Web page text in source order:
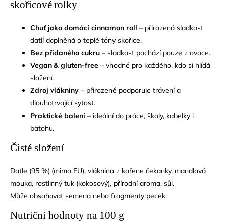
skořicové rolky
Chuť jako domácí cinnamon roll – přirozená sladkost
datlí doplněná o teplé tóny skořice.
Bez přidaného cukru – sladkost pochází pouze z ovoce.
Vegan & gluten-free – vhodné pro každého, kdo si hlídá
složení.
Zdroj vlákniny – přirozeně podporuje trávení a
dlouhotrvající sytost.
Praktické balení– ideální do práce, školy, kabelky i
batohu.
Čisté složení
Datle (95 %) (mimo EU), vláknina z kořene čekanky, mandlová
mouka, rostlinný tuk (kokosový), přírodní aroma, sůl.
Může obsahovat semena nebo fragmenty pecek.
Nutriční hodnoty na 100 g